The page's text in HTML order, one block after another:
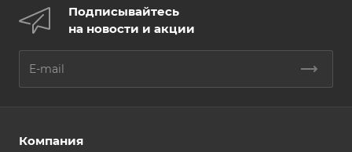
Подписывайтесь
на новости и акции
Компания